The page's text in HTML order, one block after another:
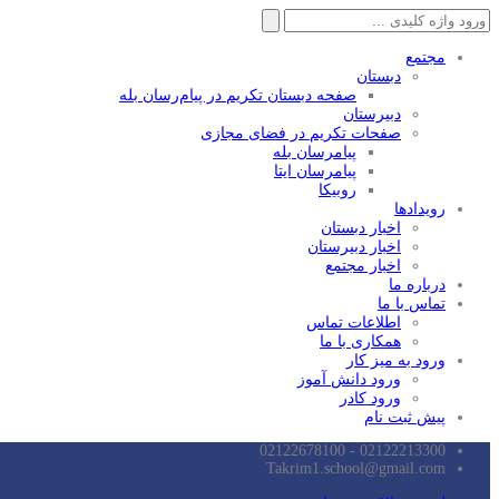
جستجو
برای:
مجتمع
دبستان
صفحه دبستان تکریم در پیام‌رسان بله
دبیرستان
صفحات تکریم در فضای مجازی
پیامرسان بله
پیامرسان ایتا
روبیکا
رویدادها
اخبار دبستان
اخبار دبیرستان
اخبار مجتمع
درباره ما
تماس با ما
اطلاعات تماس
همکاری با ما
ورود به میز کار
ورود دانش آموز
ورود کادر
پیش ثبت نام
02122213300 - 02122678100
Takrim1.school@gmail.com